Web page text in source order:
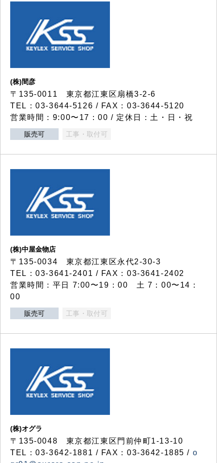
(株)間彦
〒135-0011 東京都江東区扇橋3-2-6
TEL：03-3644-5126 / FAX：03-3644-5120
営業時間：9:00〜17：00 / 定休日：土・日・祝
販売可 工事・取付可
(株)中屋金物店
〒135-0034 東京都江東区永代2-30-3
TEL：03-3641-2401 / FAX：03-3641-2402
営業時間：平日 7:00〜19：00 土 7：00〜14：
00
販売可 工事・取付可
(株)オグラ
〒135-0048 東京都江東区門前仲町1-13-10
TEL：03-3642-1881 / FAX：03-3642-1885 / o